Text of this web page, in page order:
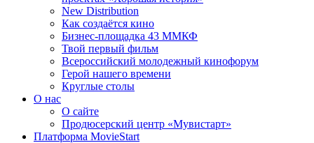
New Distribution
Как создаётся кино
Бизнес-площадка 43 ММКФ
Твой первый фильм
Всероссийский молодежный кинофорум
Герой нашего времени
Круглые столы
О нас
О сайте
Продюсерский центр «Мувистарт»
Платформа MovieStart